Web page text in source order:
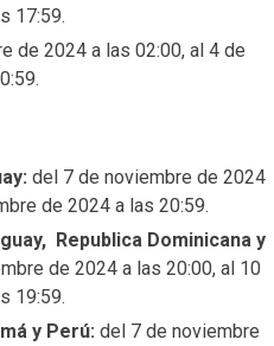
17:59.
de 2024 a las 02:00, al 4 de
del 7 de noviembre de 2024
de 2024 a las 20:59.
Republica Dominicana y
de 2024 a las 20:00, al 10
19:59.
y Perú: del 7 de noviembre